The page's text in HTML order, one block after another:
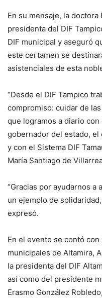
En su mensaje, la doctora
presidenta del DIF
DIF municipal y aseguró
este certamen se
asistenciales de esta
“Desde el DIF Tampico
compromiso: cuidar de
que logramos a diario
gobernador del estado, el
y con el Sistema DIF
María Santiago de
“Gracias por ayudarnos a
un ejemplo de
expresó.
En el evento se contó
municipales de Altamira,
la presidenta del DIF
así como del presidente
Erasmo González